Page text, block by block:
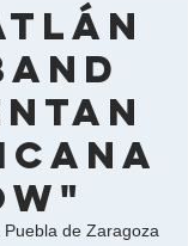
Puebla de Zaragoza